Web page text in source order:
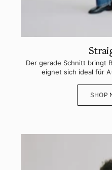
Der gerade Schnitt bringt
eignet sich ideal für
SHOP